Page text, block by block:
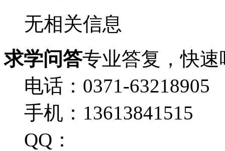
无相关信息
求学问答专业答复，快速
电话：0371-63218905
手机：13613841515
QQ：